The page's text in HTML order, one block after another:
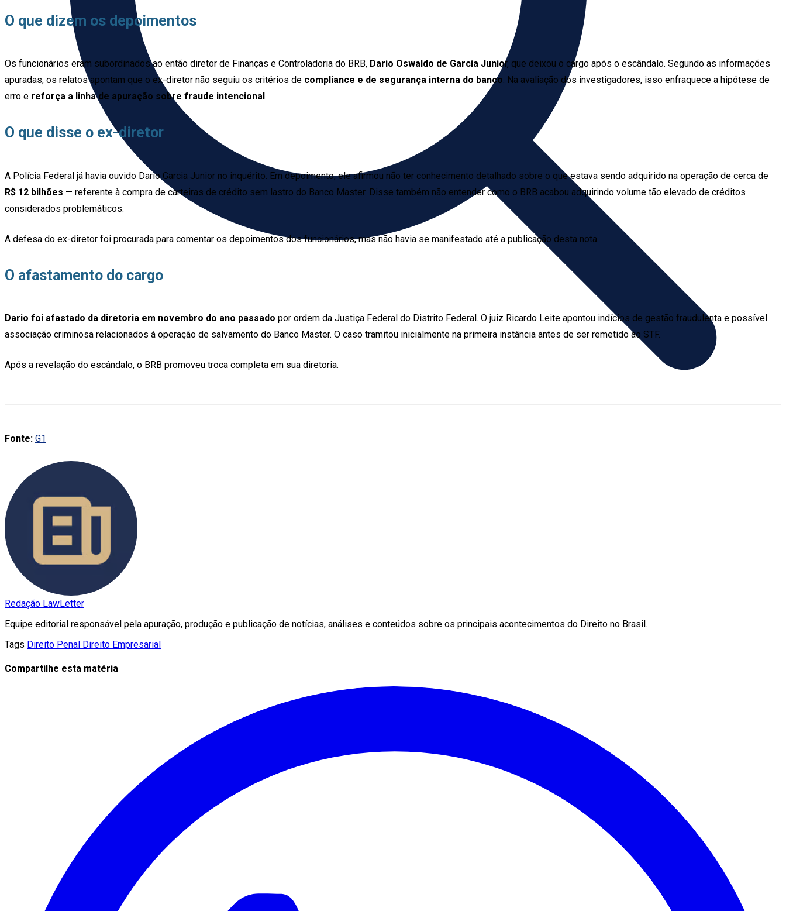
O que dizem os depoimentos
Os funcionários eram subordinados ao então diretor de Finanças e Controladoria do BRB, Dario Oswaldo de Garcia Junior, que deixou o cargo após o escândalo. Segundo as informações
apuradas, os relatos apontam que o ex-diretor não seguiu os critérios de compliance e de segurança interna do banco. Na avaliação dos investigadores, isso enfraquece a hipótese de
erro e reforça a linha de apuração sobre fraude intencional .
O que disse o ex-diretor
A Polícia Federal já havia ouvido Dario Garcia Junior no inquérito. Em depoimento, ele afirmou não ter conhecimento detalhado sobre o que estava sendo adquirido na operação de cerca de
R$ 12 bilhões — referente à compra de carteiras de crédito sem lastro do Banco Master. Disse também não entender como o BRB acabou adquirindo volume tão elevado de créditos
considerados problemáticos.
A defesa do ex-diretor foi procurada para comentar os depoimentos dos funcionários, mas não havia se manifestado até a publicação desta nota.
O afastamento do cargo
Dario foi afastado da diretoria em novembro do ano passado por ordem da Justiça Federal do Distrito Federal. O juiz Ricardo Leite apontou indícios de gestão fraudulenta e possível
associação criminosa relacionados à operação de salvamento do Banco Master. O caso tramitou inicialmente na primeira instância antes de ser remetido ao STF.
Após a revelação do escândalo, o BRB promoveu troca completa em sua diretoria.
Fonte: G1
Redação LawLetter
Equipe editorial responsável pela apuração, produção e publicação de notícias, análises e conteúdos sobre os principais acontecimentos do Direito no Brasil.
Tags Direito Penal Direito Empresarial
Compartilhe esta matéria